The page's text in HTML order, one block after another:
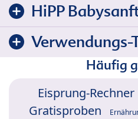
HiPP
Verwendungs-
Häufig
Eisprung-Rechner
Gratisproben